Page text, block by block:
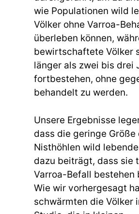
wie Populationen wild
Völker ohne Varroa-
überleben können,
bewirtschaftete Völker
länger als zwei bis drei
fortbestehen, ohne
behandelt zu werden.
Unsere Ergebnisse
dass die geringe Größe
Nisthöhlen wild
dazu beiträgt, dass sie
Varroa-Befall bestehen
Wie wir vorhergesagt
schwärmten die Völker